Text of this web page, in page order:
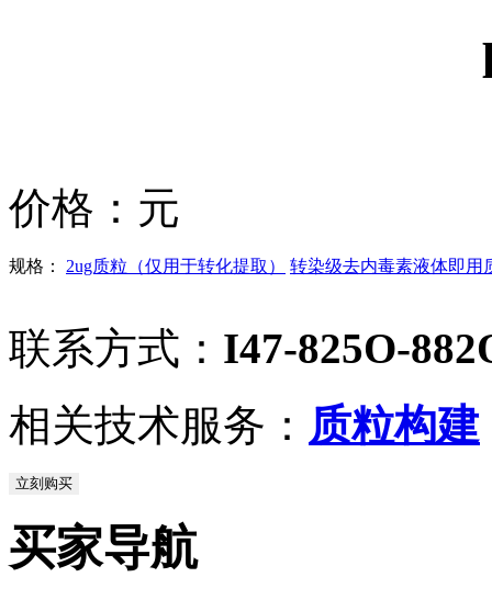
价格： 元
规格： 2ug质粒（仅用于转化提取） 转染级去内毒素液体即用
联系方式： I47-825O-
相关技术服务： 质粒构建
立刻购买
买家导航